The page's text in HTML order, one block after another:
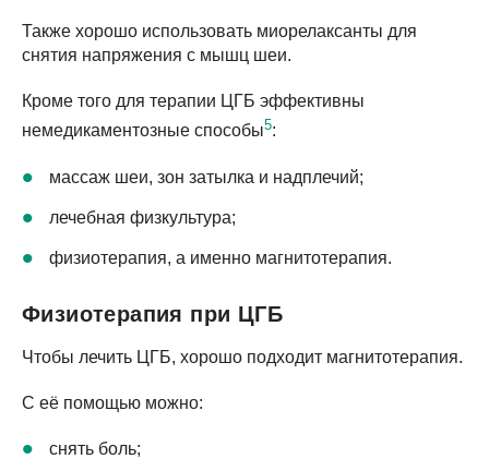
Также хорошо использовать миорелаксанты для
снятия напряжения с мышц шеи.
Кроме того для терапии ЦГБ эффективны
немедикаментозные способы5:
массаж шеи, зон затылка и надплечий;
лечебная физкультура;
физиотерапия, а именно магнитотерапия.
Физиотерапия при ЦГБ
Чтобы лечить ЦГБ, хорошо подходит магнитотерапия.
С её помощью можно:
снять боль;